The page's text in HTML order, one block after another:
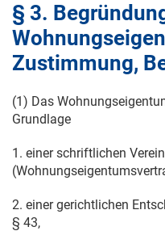
§ 3.
Zustimmung,
(1) Das
Grundlage
1. einer schriftlichen
2. einer gerichtlichen
§ 43,